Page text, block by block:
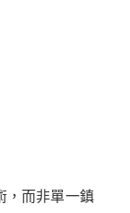
，而非單一鎮